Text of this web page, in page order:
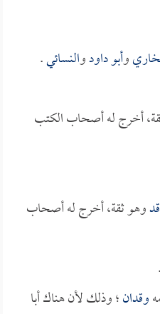
وأبو داودوالنسائي.
أخرج له أصحاب الكتب
وهو ثقة، أخرج له أصحاب
وقدان؛ وذلك لأن هناك أبا